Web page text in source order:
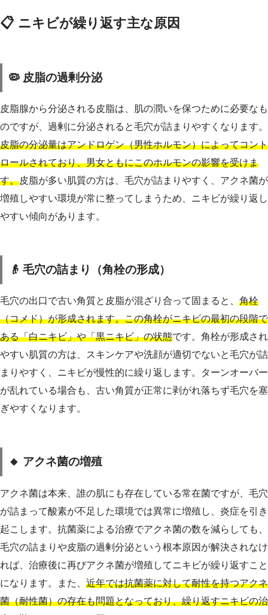
📋 ニキビが繰り返す主な原因
🦠 皮脂の過剰分泌
皮脂腺から分泌される皮脂は、肌の潤いを保つために必要なも
のですが、過剰に分泌されると毛穴が詰まりやすくなります。
皮脂の分泌量はアンドロゲン（男性ホルモン）によってコント
ロールされており、男女ともにこのホルモンの影響を受けま
す。皮脂が多い肌質の方は、毛穴が詰まりやすく、アクネ菌が
増殖しやすい環境が常に整ってしまうため、ニキビが繰り返し
やすい傾向があります。
👴 毛穴の詰まり（角栓の形成）
毛穴の出口で古い角質と皮脂が混ざり合って固まると、 角栓
（コメド）が形成されます。この角栓がニキビの最初の段階で
ある「白ニキビ」や「黒ニキビ」の状態です。角栓が形成され
やすい肌質の方は、スキンケアや洗顔が適切でないと毛穴が詰
まりやすく、ニキビが慢性的に繰り返します。ターンオーバー
が乱れている場合も、古い角質が正常に剥がれ落ちず毛穴を塞
ぎやすくなります。
🔸 アクネ菌の増殖
アクネ菌は本来、誰の肌にも存在している常在菌ですが、毛穴
が詰まって酸素が不足した環境では異常に増殖し、炎症を引き
起こします。抗菌薬による治療でアクネ菌の数を減らしても、
毛穴の詰まりや皮脂の過剰分泌という根本原因が解決されなけ
れば、治療後に再びアクネ菌が増殖してニキビが繰り返すこと
になります。また、 近年では抗菌薬に対して耐性を持つアクネ
菌（耐性菌）の存在も問題となっており、繰り返すニキビの治